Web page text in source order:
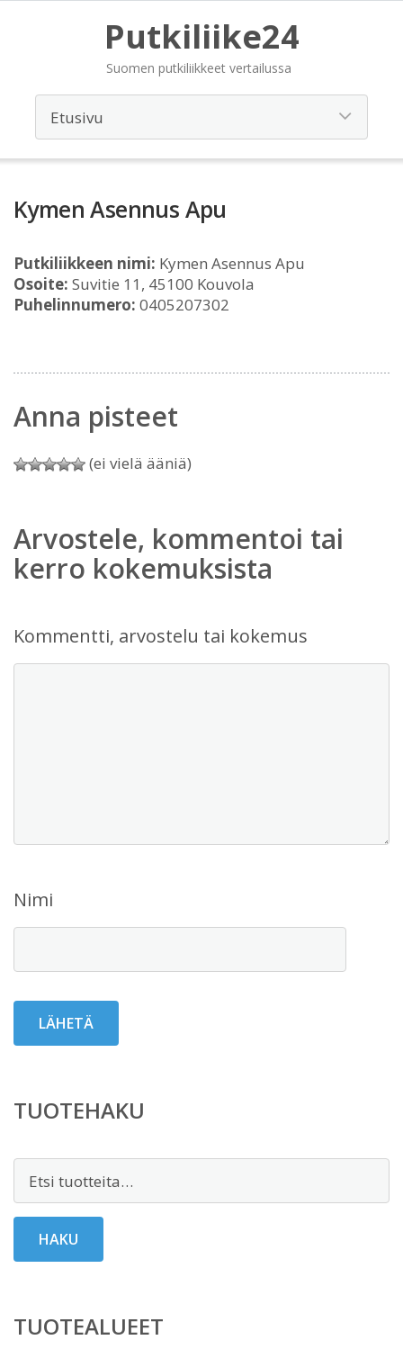
Putkiliike24
Suomen putkiliikkeet vertailussa
Kymen Asennus Apu
Putkiliikkeen nimi: Kymen Asennus Apu
Osoite: Suvitie 11, 45100 Kouvola
Puhelinnumero: 0405207302
Anna pisteet
(ei vielä ääniä)
Arvostele, kommentoi tai
kerro kokemuksista
Kommentti, arvostelu tai kokemus
Nimi
TUOTEHAKU
HAKU
TUOTEALUEET